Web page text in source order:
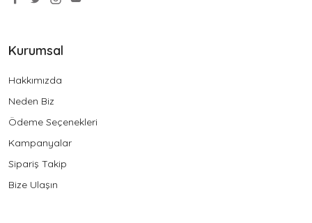
Kurumsal
Hakkımızda
Neden Biz
Ödeme Seçenekleri
Kampanyalar
Sipariş Takip
Bize Ulaşın